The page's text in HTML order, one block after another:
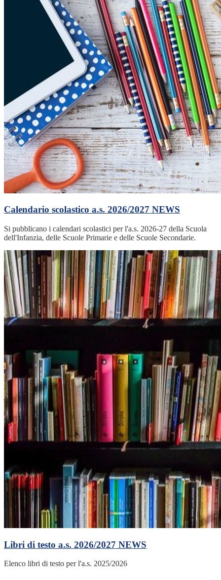
Calendario scolastico a.s. 2026/2027 NEWS
Si pubblicano i calendari scolastici per l'a.s. 2026-27 della Scuola
dell'Infanzia, delle Scuole Primarie e delle Scuole Secondarie.
Libri di testo a.s. 2026/2027 NEWS
Elenco libri di testo per l'a.s. 2025/2026